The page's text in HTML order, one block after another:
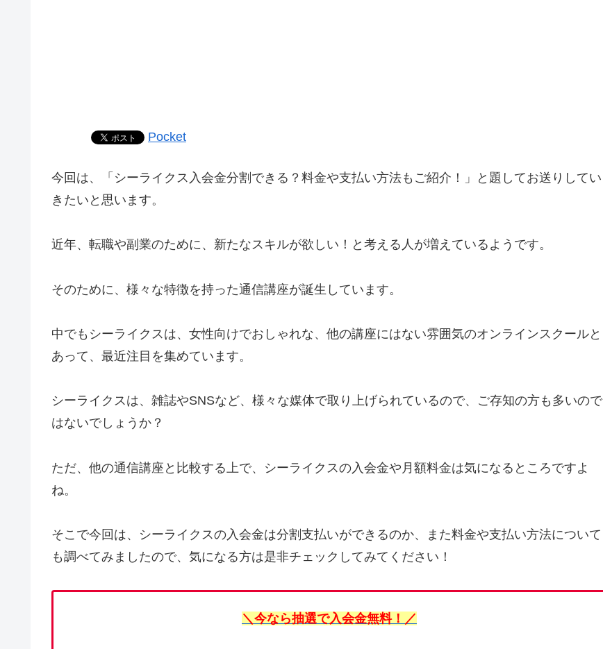
Pocket
今回は、「シーライクス入会金分割できる？料金や支払い方法もご紹介！」と題してお送りしてい
きたいと思います。
近年、転職や副業のために、新たなスキルが欲しい！と考える人が増えているようです。
そのために、様々な特徴を持った通信講座が誕生しています。
中でもシーライクスは、女性向けでおしゃれな、他の講座にはない雰囲気のオンラインスクールと
あって、最近注目を集めています。
シーライクスは、雑誌やSNSなど、様々な媒体で取り上げられているので、ご存知の方も多いので
はないでしょうか？
ただ、他の通信講座と比較する上で、シーライクスの入会金や月額料金は気になるところですよ
ね。
そこで今回は、シーライクスの入会金は分割支払いができるのか、また料金や支払い方法について
も調べてみましたので、気になる方は是非チェックしてみてください！
＼今なら抽選で入会金無料！／